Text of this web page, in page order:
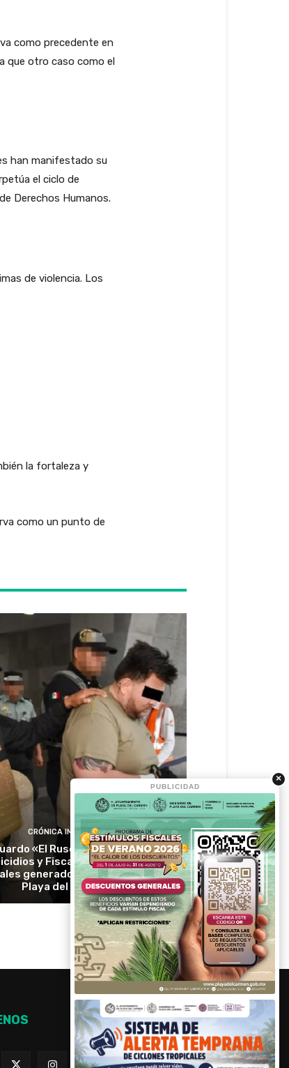
como precedente en
que otro caso como el
han manifestado su
el ciclo de
Derechos Humanos.
de violencia. Los
la fortaleza y
como un punto de
CRÓNICA IMPACTO
«El Ruso» cae en Jalisco por
y Fiscalía lo ubica entre los
generadores de violencia en
Playa del Carmen
×
PUBLICIDAD